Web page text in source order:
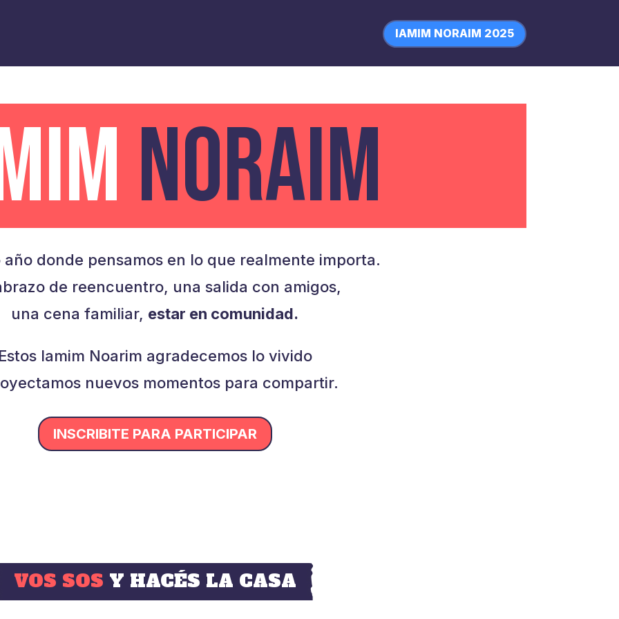
IAMIM NORAIM 2025
NORAIM
donde pensamos en lo que realmente importa.
de reencuentro, una salida con amigos,
una cena familiar, estar en comunidad.
Iamim Noarim agradecemos lo vivido
nuevos momentos para compartir.
INSCRIBITE PARA PARTICIPAR
VOS SOS Y HACÉS LA CASA